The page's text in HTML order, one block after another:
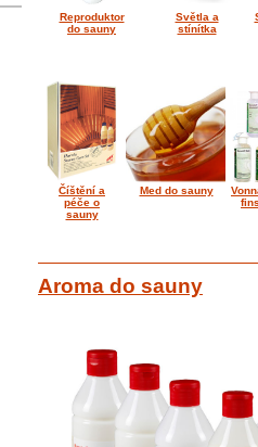
Reproduktor
do sauny
Světla a
stínítka
Číštění a
péče o
sauny
Med do sauny
Aroma do sauny